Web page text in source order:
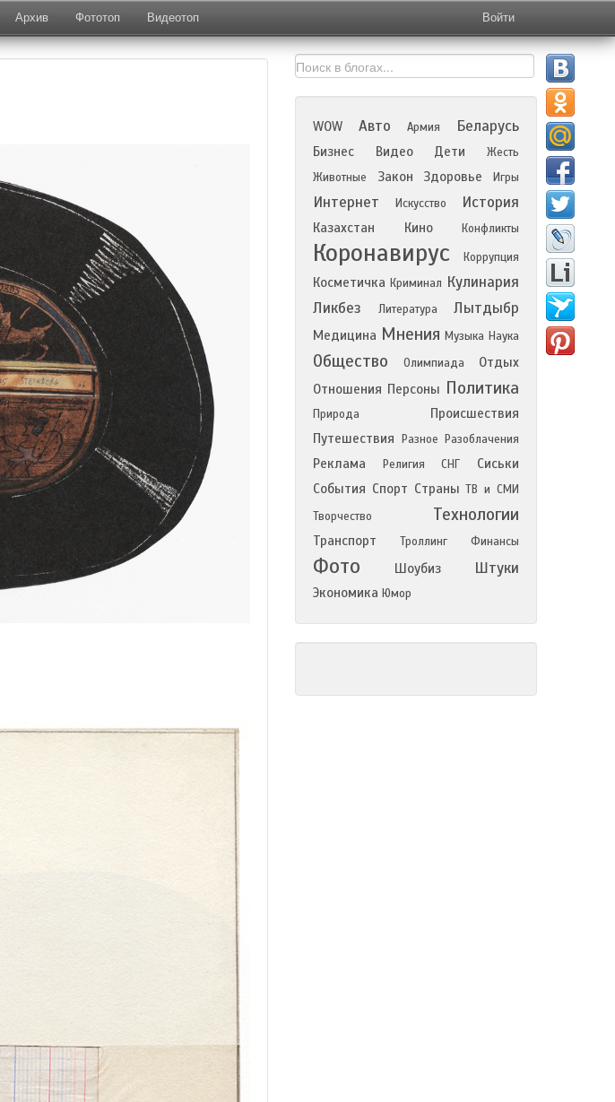
Архив Фототоп Видеотоп Войти
WOW Авто Армия Беларусь
Бизнес Видео Дети
Жесть
Животные
Закон Здоровье Игры
Интернет Искусство История
Казахстан Кино Конфликты
Коронавирус Коррупция
Косметичка Криминал Кулинария
Ликбез
Литература Лытдыбр
Медицина Мнения Музыка Наука
Общество Олимпиада
Отдых
Отношения Персоны Политика
Природа
Происшествия
Путешествия
Разное Разоблачения
Реклама Религия СНГ
Сиськи
События Спорт Страны ТВ и СМИ
Творчество
Технологии
Транспорт Троллинг Финансы
Фото Шоубиз Штуки
Экономика Юмор